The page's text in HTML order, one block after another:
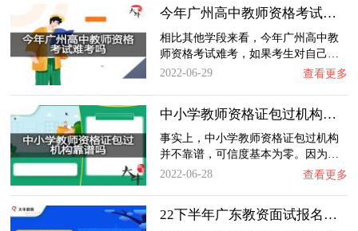
今年广州高中教师资格考试难考吗？
相比其他学段来看，今年广州高中教
师资格考试难考，如果考生对自己…
2022-06-29
查看更多
中小学教师资格证包过机构靠谱吗？
事实上，中小学教师资格证包过机构
并不靠谱，可信度基本为零。因为…
2022-06-28
查看更多
22下半年广东教资面试报名时间是什么时候？